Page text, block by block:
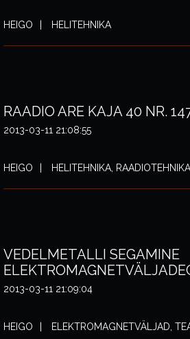
HEIGO HELITEHNIKA
RAADIO ARE KAJA 40 NR.
2013-03-11 21:08:55
HEIGO HELITEHNIKA, RAADIOTEHNIKA
VEDELMETALLI SEGAMINE
2013-03-11 21:09:04
HEIGO ELEKTROMAGNETVÄLJAD,